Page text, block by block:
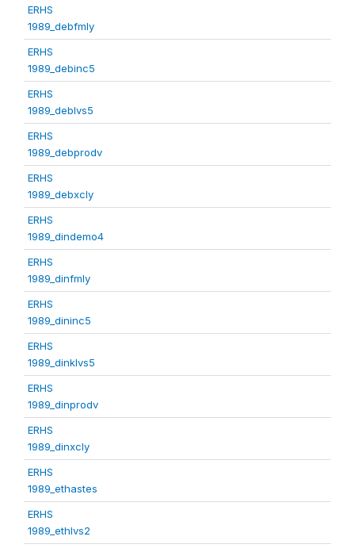
ERHS
1989_debfmly
ERHS
1989_debinc5
ERHS
1989_deblvs5
ERHS
1989_debprodv
ERHS
1989_debxcly
ERHS
1989_dindemo4
ERHS
1989_dinfmly
ERHS
1989_dininc5
ERHS
1989_dinklvs5
ERHS
1989_dinprodv
ERHS
1989_dinxcly
ERHS
1989_ethastes
ERHS
1989_ethlvs2